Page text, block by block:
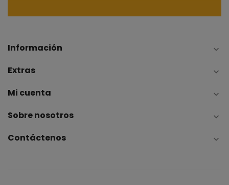
Información 
Extras 
Mi cuenta 
Sobre nosotros 
Contáctenos 